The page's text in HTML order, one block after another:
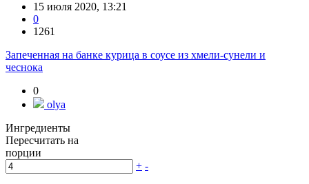
15 июля 2020, 13:21
0
1261
Запеченная на банке курица в соусе из хмели-сунели и
чеснока
0
olya
Ингредиенты
Пересчитать на
порции
+ -